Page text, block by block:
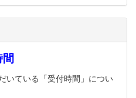
間
いている「受付時間」につい